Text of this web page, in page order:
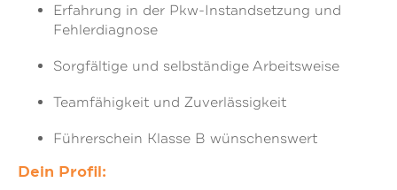
Erfahrung in der Pkw-Instandsetzung und
Fehlerdiagnose
Sorgfältige und selbständige Arbeitsweise
Teamfähigkeit und Zuverlässigkeit
Führerschein Klasse B wünschenswert
Dein Profil: